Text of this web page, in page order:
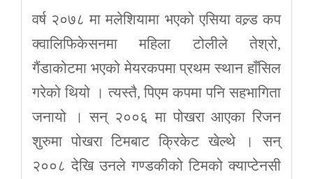
वर्ष २०७८ मा मलेशियामा भएको एसिया वल्र्ड कप
क्वालिफिकेसनमा महिला टोलीले तेश्रो,
गैंडाकोटमा भएको मेयरकपमा प्रथम स्थान हाँसिल
गरेको थियो । त्यस्तै, पिएम कपमा पनि सहभागिता
जनायो । सन् २००६ मा पोखरा आएका रिजन
शुरुमा पोखरा टिमबाट क्रिकेट खेल्थे । सन्
२००८ देखि उनले गण्डकीको टिमको क्याप्टेनसी